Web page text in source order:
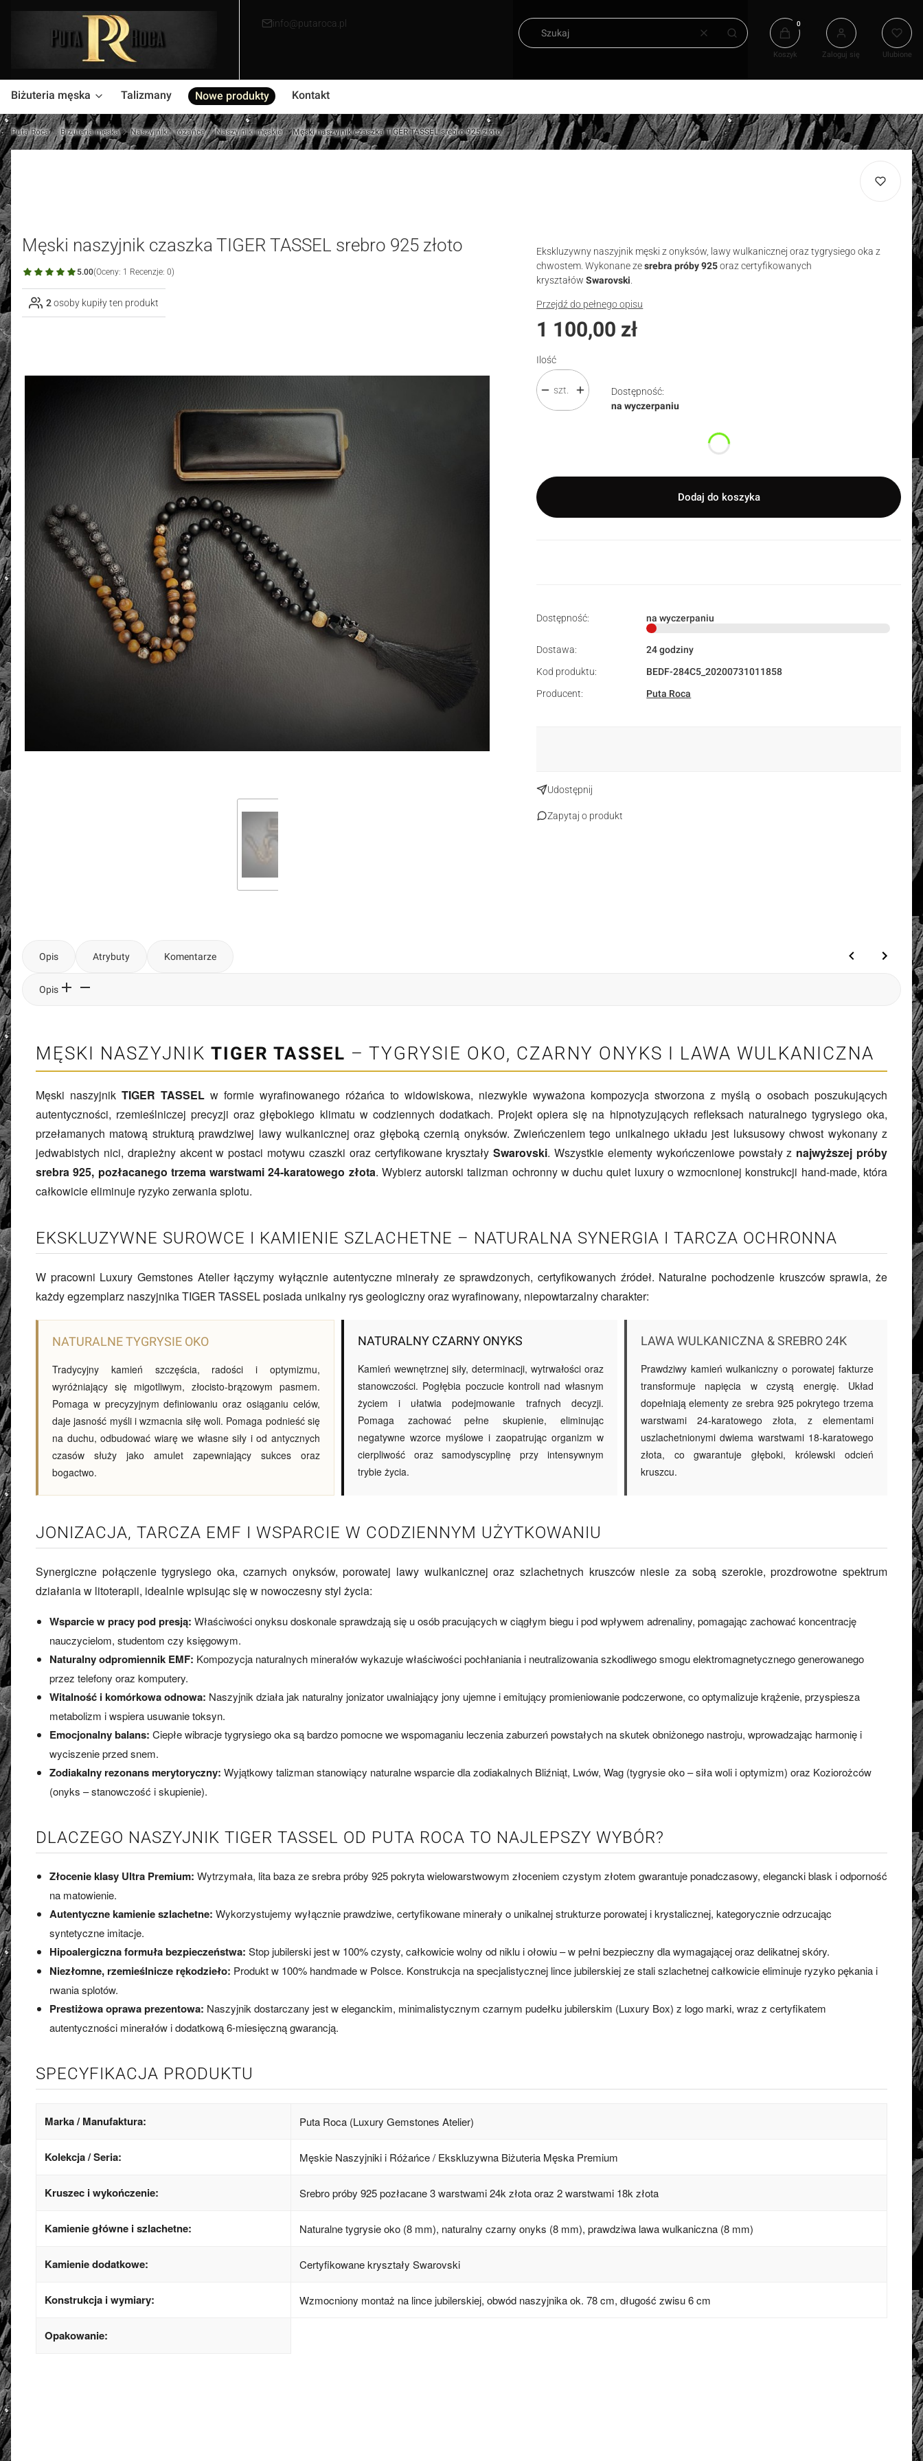
info@putaroca.pl
WyczyśćSzukaj
Produkty w koszyku: 0. Zobacz
Koszyk Zaloguj się Ulubione
Biżuteria męska Talizmany Nowe produkty Kontakt
Puta Roca Biżuteria męska Naszyjniki i różańce Naszyjniki męskie Męski naszyjnik czaszka TIGER TASSEL srebro 925 złoto
Męski naszyjnik czaszka TIGER TASSEL srebro 925 złoto
5.00(Oceny: 1 Recenzje: 0)
2osoby kupiły ten produkt
Ekskluzywny naszyjnik męski z onyksów, lawy wulkanicznej oraz tygrysiego oka z
chwostem. Wykonane zesrebra próby 925oraz certyfikowanych
kryształówSwarovski
Przejdź do pełnego opisu
Cena
1 100,00 zł
Ilość
szt.
Dostępność:
na wyczerpaniu
Poszczególne warianty mogą różnić się ceną
Dodaj do koszyka
Dostępność: na wyczerpaniu
Dostawa:
24 godziny
Kod produktu:
BEDF-284C5_20200731011858
Producent:
Puta Roca
Udostępnij
Zapytaj o produkt
Opis Atrybuty Komentarze
Opis
MĘSKI NASZYJNIK TIGER TASSEL – TYGRYSIE OKO, CZARNY ONYKS I LAWA WULKANICZNA
Męski naszyjnik TIGER TASSEL w formie wyrafinowanego różańca to widowiskowa, niezwykle wyważona kompozycja stworzona z myślą o osobach poszukujących
autentyczności, rzemieślniczej precyzji oraz głębokiego klimatu w codziennych dodatkach. Projekt opiera się na hipnotyzujących refleksach naturalnego tygrysiego oka,
przełamanych matową strukturą prawdziwej lawy wulkanicznej oraz głęboką czernią onyksów. Zwieńczeniem tego unikalnego układu jest luksusowy chwost wykonany z
jedwabistych nici, drapieżny akcent w postaci motywu czaszki oraz certyfikowane kryształySwarovski. Wszystkie elementy wykończeniowe powstały z najwyższej próby
srebra 925, pozłacanego trzema warstwami 24-karatowego złota. Wybierz autorski talizman ochronny w duchu quiet luxury o wzmocnionej konstrukcji hand-made, która
całkowicie eliminuje ryzyko zerwania splotu.
EKSKLUZYWNE SUROWCE I KAMIENIE SZLACHETNE – NATURALNA SYNERGIA I TARCZA OCHRONNA
W pracowni Luxury Gemstones Atelier łączymy wyłącznie autentyczne minerały ze sprawdzonych, certyfikowanych źródeł. Naturalne pochodzenie kruszców sprawia, że
każdy egzemplarz naszyjnika TIGER TASSEL posiada unikalny rys geologiczny oraz wyrafinowany, niepowtarzalny charakter:
NATURALNE TYGRYSIE OKO
Tradycyjny kamień szczęścia, radości i optymizmu,
wyróżniający się migotliwym, złocisto-brązowym pasmem.
Pomaga w precyzyjnym definiowaniu oraz osiąganiu celów,
daje jasność myśli i wzmacnia siłę woli. Pomaga podnieść się
na duchu, odbudować wiarę we własne siły i od antycznych
czasów służy jako amulet zapewniający sukces oraz
bogactwo.
NATURALNY CZARNY ONYKS
Kamień wewnętrznej siły, determinacji, wytrwałości oraz
stanowczości. Pogłębia poczucie kontroli nad własnym
życiem i ułatwia podejmowanie trafnych decyzji.
Pomaga zachować pełne skupienie, eliminując
negatywne wzorce myślowe i zaopatrując organizm w
cierpliwość oraz samodyscyplinę przy intensywnym
trybie życia.
LAWA WULKANICZNA & SREBRO 24K
Prawdziwy kamień wulkaniczny o porowatej fakturze
transformuje napięcia w czystą energię. Układ
dopełniają elementy ze srebra 925 pokrytego trzema
warstwami 24-karatowego złota, z elementami
uszlachetnionymi dwiema warstwami 18-karatowego
złota, co gwarantuje głęboki, królewski odcień
kruszcu.
JONIZACJA, TARCZA EMF I WSPARCIE W CODZIENNYM UŻYTKOWANIU
Synergiczne połączenie tygrysiego oka, czarnych onyksów, porowatej lawy wulkanicznej oraz szlachetnych kruszców niesie za sobą szerokie, prozdrowotne spektrum
działania w litoterapii, idealnie wpisując się w nowoczesny styl życia:
Wsparcie w pracy pod presją: Właściwości onyksu doskonale sprawdzają się u osób pracujących w ciągłym biegu i pod wpływem adrenaliny, pomagając zachować koncentrację
nauczycielom, studentom czy księgowym.
Naturalny odpromiennik EMF: Kompozycja naturalnych minerałów wykazuje właściwości pochłaniania i neutralizowania szkodliwego smogu elektromagnetycznego generowanego
przez telefony oraz komputery.
Witalność i komórkowa odnowa: Naszyjnik działa jak naturalny jonizator uwalniający jony ujemne i emitujący promieniowanie podczerwone, co optymalizuje krążenie, przyspiesza
metabolizm i wspiera usuwanie toksyn.
Emocjonalny balans: Ciepłe wibracje tygrysiego oka są bardzo pomocne we wspomaganiu leczenia zaburzeń powstałych na skutek obniżonego nastroju, wprowadzając harmonię i
wyciszenie przed snem.
Zodiakalny rezonans merytoryczny: Wyjątkowy talizman stanowiący naturalne wsparcie dla zodiakalnych Bliźniąt, Lwów, Wag (tygrysie oko – siła woli i optymizm) oraz Koziorożców
(onyks – stanowczość i skupienie).
DLACZEGO NASZYJNIK TIGER TASSEL OD PUTA ROCA TO NAJLEPSZY WYBÓR?
Złocenie klasy Ultra Premium: Wytrzymała, lita baza ze srebra próby 925 pokryta wielowarstwowym złoceniem czystym złotem gwarantuje ponadczasowy, elegancki blask i odporność
na matowienie.
Autentyczne kamienie szlachetne: Wykorzystujemy wyłącznie prawdziwe, certyfikowane minerały o unikalnej strukturze porowatej i krystalicznej, kategorycznie odrzucając
syntetyczne imitacje.
Hipoalergiczna formuła bezpieczeństwa: Stop jubilerski jest w 100% czysty, całkowicie wolny od niklu i ołowiu – w pełni bezpieczny dla wymagającej oraz delikatnej skóry.
Niezłomne, rzemieślnicze rękodzieło: Produkt w 100% handmade w Polsce. Konstrukcja na specjalistycznej lince jubilerskiej ze stali szlachetnej całkowicie eliminuje ryzyko pękania i
rwania splotów.
Prestiżowa oprawa prezentowa: Naszyjnik dostarczany jest w eleganckim, minimalistycznym czarnym pudełku jubilerskim (Luxury Box) z logo marki, wraz z certyfikatem
autentyczności minerałów i dodatkową 6-miesięczną gwarancją.
SPECYFIKACJA PRODUKTU
Marka / Manufaktura: Puta Roca (Luxury Gemstones Atelier)
Kolekcja / Seria: Męskie Naszyjniki i Różańce / Ekskluzywna Biżuteria Męska Premium
Kruszec i wykończenie: Srebro próby 925 pozłacane 3 warstwami 24k złota oraz 2 warstwami 18k złota
Kamienie główne i szlachetne: Naturalne tygrysie oko (8 mm), naturalny czarny onyks (8 mm), prawdziwa lawa wulkaniczna (8 mm)
Kamienie dodatkowe: Certyfikowane kryształy Swarovski
Konstrukcja i wymiary: Wzmocniony montaż na lince jubilerskiej, obwód naszyjnika ok. 78 cm, długość zwisu 6 cm
Opakowanie: